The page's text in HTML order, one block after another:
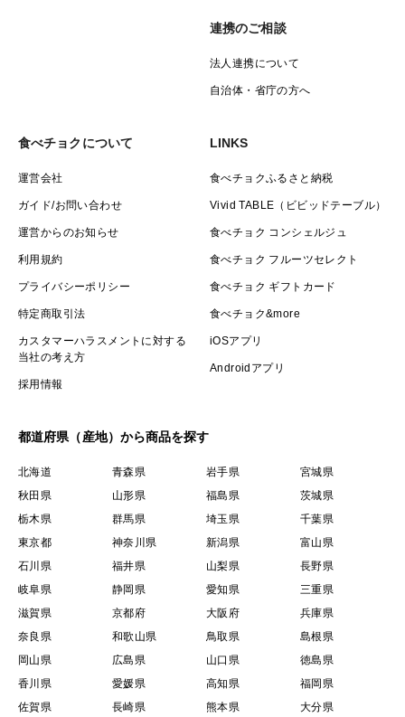
連携のご相談
法人連携について
自治体・省庁の方へ
食べチョクについて
運営会社
ガイド/お問い合わせ
運営からのお知らせ
利用規約
プライバシーポリシー
特定商取引法
カスタマーハラスメントに対する
当社の考え方
採用情報
LINKS
食べチョクふるさと納税
Vivid TABLE（ビビッドテーブル）
食べチョク コンシェルジュ
食べチョク フルーツセレクト
食べチョク ギフトカード
食べチョク&more
iOSアプリ
Androidアプリ
都道府県（産地）から商品を探す
北海道 青森県 岩手県
宮城県
秋田県
山形県 福島県
茨城県
栃木県
群馬県 埼玉県
千葉県
東京都
神奈川県 新潟県
富山県
石川県
福井県 山梨県
長野県
岐阜県
静岡県 愛知県
三重県
滋賀県
京都府 大阪府
兵庫県
奈良県
和歌山県 鳥取県
島根県
岡山県
広島県 山口県
徳島県
香川県
愛媛県 高知県
福岡県
佐賀県
長崎県 熊本県 大分県